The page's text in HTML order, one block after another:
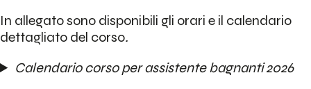
In allegato sono disponibili gli orari e il calendario
dettagliato del corso.
Calendario corso per assistente bagnanti 2026